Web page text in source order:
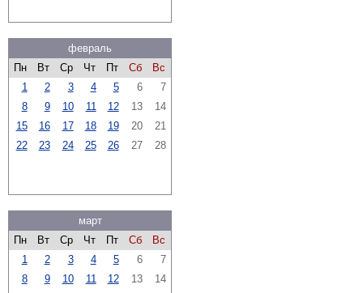
февраль
Пн
Вт Ср Чт Пт Сб
Вс
1
2 3 4 5 6
7
8
9 10 11 12 13
14
15
16 17 18 19 20
21
22
23 24 25 26 27 28
март
Пн
Вт Ср Чт Пт Сб
Вс
1
2 3 4 5 6
7
8
9 10 11 12 13
14